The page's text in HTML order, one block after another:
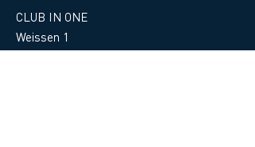
CLUB IN ONE
Weissen 1